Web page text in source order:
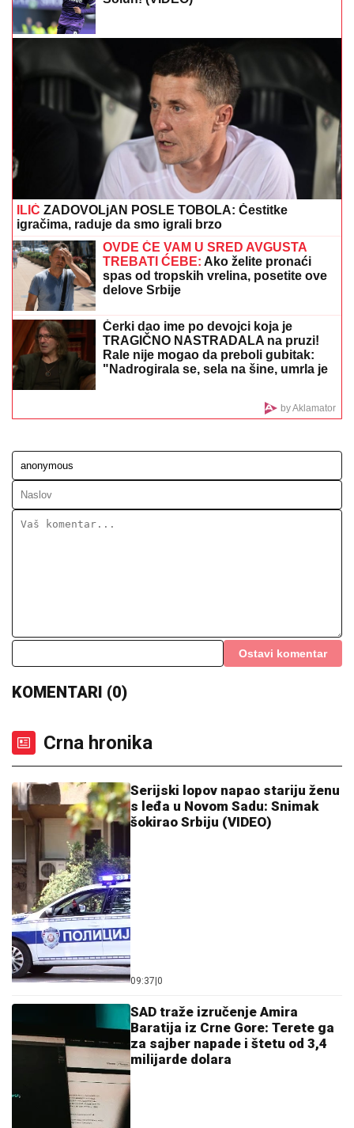
Bugari digli dronove iznad Dunava i zanemeli: Država
na nogama, oglasili se stručnjaci (FOTO)
DAMIR MIRVIĆ:Sent Truden hrabar i
protiv filijale Mančester sitija
Opreznost Partizanove mladosti:
Posao još nije završen, moramo da
smanjimo greške
GRAĐANI, BUDITE NA OPREZU! RHMZizdao važna
upozorenja za sve
NJEGOVOJ FIRMI, PRAVI BUREKE"
progovorila o Draganu Stankoviću i
dečka JJ"
izvođača - ostaćete u čudu kad vidite
Beogradu: Skupocenom vozilu razbijena stakla u
privatnoj garaži luksuznog naselja
SE SKROZ OPUSTIO NA BAZENU
Pijucka alkohol, telefonira iz vode, a
društvo mu pravi KOLEGA (VIDEO)
Cvetković ponovo heroj: Srbinu
trebalo 16 sekundi da šokira ceo
Solun! (VIDEO)
ILIĆ
ZADOVOLjAN POSLE TOBOLA: Čestitke
igračima, raduje da smo igrali brzo